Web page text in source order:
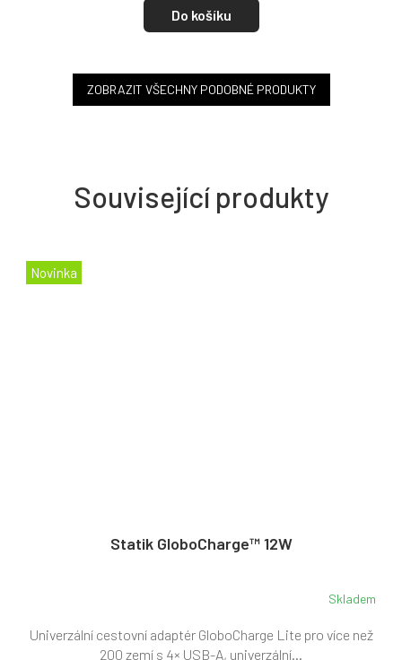
Související produkty
Novinka
Statik GloboCharge™ 12W
Skladem
Univerzální cestovní adaptér GloboCharge Lite pro více než
200 zemí s 4× USB-A, univerzální...
Do košíku
ZOBRAZIT VŠECHNY PODOBNÉ PRODUKTY